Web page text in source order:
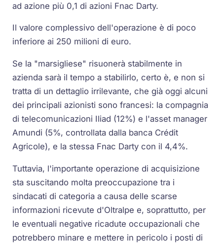
ad azione più 0,1 di azioni Fnac Darty.
Il valore complessivo dell'operazione è di poco
inferiore ai 250 milioni di euro.
Se la "marsigliese" risuonerà stabilmente in
azienda sarà il tempo a stabilirlo, certo è, e non si
tratta di un dettaglio irrilevante, che già oggi alcuni
dei principali azionisti sono francesi: la compagnia
di telecomunicazioni Iliad (12%) e l'asset manager
Amundi (5%, controllata dalla banca Crédit
Agricole), e la stessa Fnac Darty con il 4,4%.
Tuttavia, l'importante operazione di acquisizione
sta suscitando molta preoccupazione tra i
sindacati di categoria a causa delle scarse
informazioni ricevute d'Oltralpe e, soprattutto, per
le eventuali negative ricadute occupazionali che
potrebbero minare e mettere in pericolo i posti di